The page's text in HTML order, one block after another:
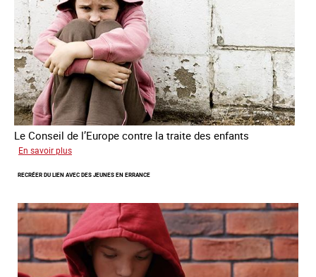
êtres
humains
Le Conseil de l’Europe contre la traite des enfants
En savoir plus
forcé
d’Ukraine
RECRÉER DU LIEN AVEC DES JEUNES EN ERRANCE